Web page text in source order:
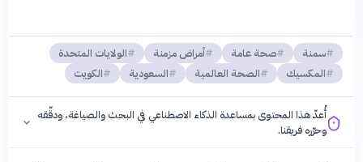
سمنة صحة عامة أمراض مزمنة
الولايات المتحدة
المكسيك
الصحة العالمية السعودية الكويت
أُعدّ هذا المحتوى بمساعدة الذكاء الاصطناعي في البحث والصياغة، ودقّقه
وحرّره فريقنا.